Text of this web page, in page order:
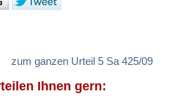
zum ganzen Urteil 5 Sa 425/09
Ihnen gern: